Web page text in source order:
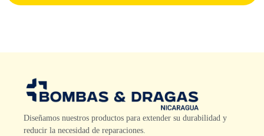
Diseñamos nuestros productos para extender su durabilidad y
reducir la necesidad de reparaciones.